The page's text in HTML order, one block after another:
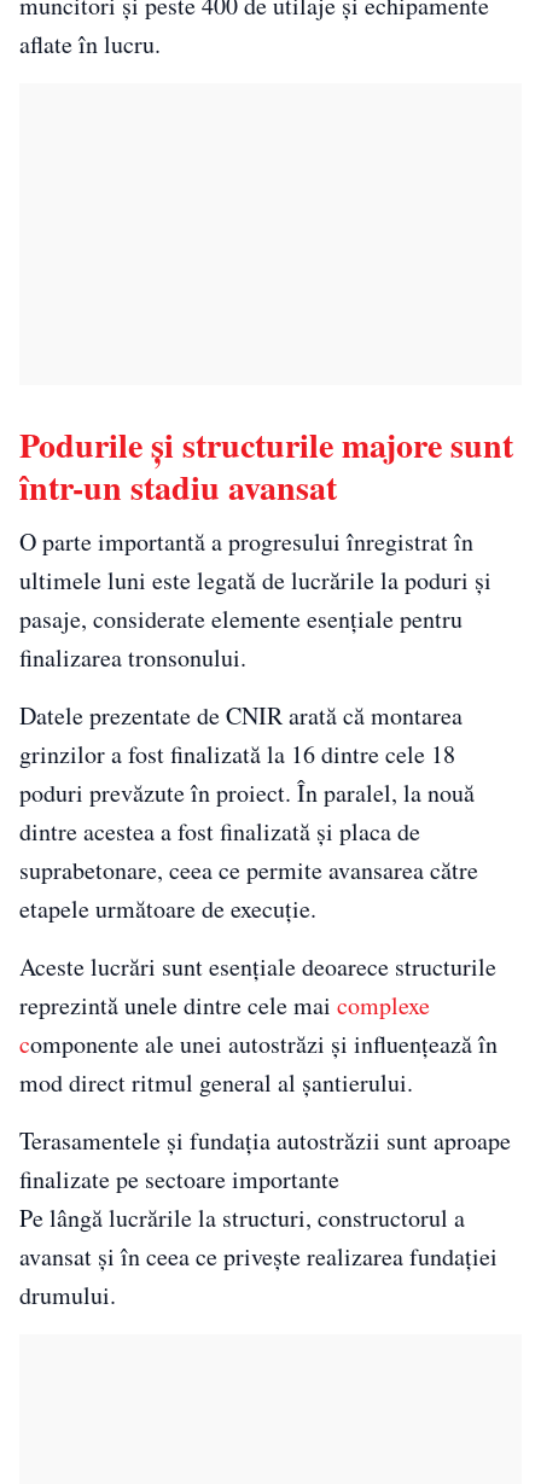
aflate în lucru.
Podurile și structurile majore sunt
într-un stadiu avansat
O parte importantă a progresului înregistrat în
ultimele luni este legată de lucrările la poduri și
pasaje, considerate elemente esențiale pentru
finalizarea tronsonului.
Datele prezentate de CNIR arată că montarea
grinzilor a fost finalizată la 16 dintre cele 18
poduri prevăzute în proiect. În paralel, la nouă
dintre acestea a fost finalizată și placa de
suprabetonare, ceea ce permite avansarea către
etapele următoare de execuție.
Aceste lucrări sunt esențiale deoarece structurile
reprezintă unele dintre cele mai complexe
componente ale unei autostrăzi și influențează în
mod direct ritmul general al șantierului.
Terasamentele și fundația autostrăzii sunt aproape
finalizate pe sectoare importante
Pe lângă lucrările la structuri, constructorul a
avansat și în ceea ce privește realizarea fundației
drumului.